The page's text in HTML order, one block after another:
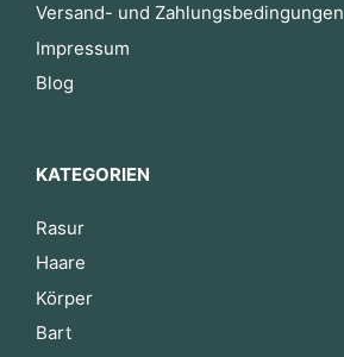
Versand- und Zahlungsbedingungen
Impressum
Blog
KATEGORIEN
Rasur
Haare
Körper
Bart